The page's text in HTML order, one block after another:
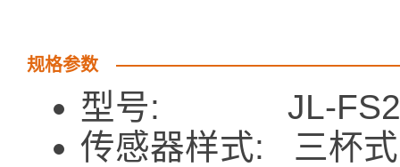
规格参数
型号: JL-FS2
传感器样式: 三杯式